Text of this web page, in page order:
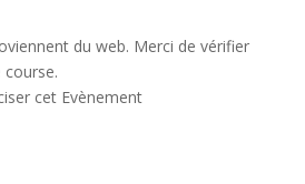
du web. Merci de vérifier
cet Evènement